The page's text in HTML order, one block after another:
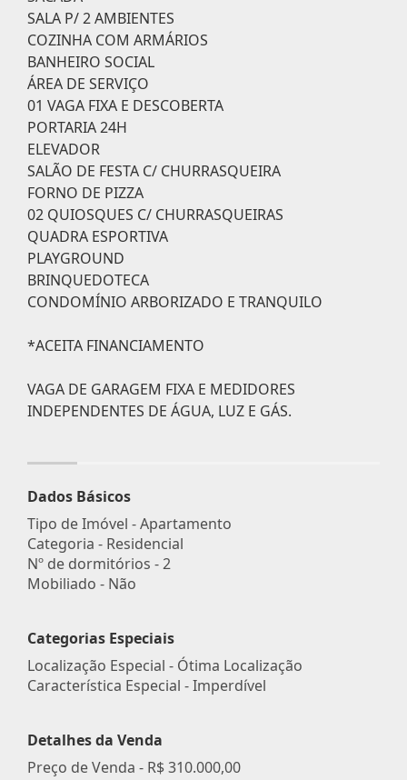
SALA P/ 2 AMBIENTES
COZINHA COM ARMÁRIOS
BANHEIRO SOCIAL
ÁREA DE SERVIÇO
01 VAGA FIXA E DESCOBERTA
PORTARIA 24H
ELEVADOR
SALÃO DE FESTA C/ CHURRASQUEIRA
FORNO DE PIZZA
02 QUIOSQUES C/ CHURRASQUEIRAS
QUADRA ESPORTIVA
PLAYGROUND
BRINQUEDOTECA
CONDOMÍNIO ARBORIZADO E TRANQUILO
*ACEITA FINANCIAMENTO
VAGA DE GARAGEM FIXA E MEDIDORES
INDEPENDENTES DE ÁGUA, LUZ E GÁS.
Dados Básicos
Tipo de Imóvel - Apartamento
Categoria - Residencial
Nº de dormitórios - 2
Mobiliado - Não
Categorias Especiais
Localização Especial - Ótima Localização
Característica Especial - Imperdível
Detalhes da Venda
Preço de Venda - R$ 310.000,00